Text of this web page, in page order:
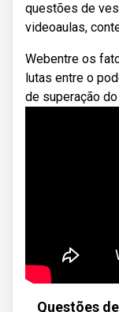
questões de
videoaulas,
Webentre os
lutas entre o
de superação
Questões